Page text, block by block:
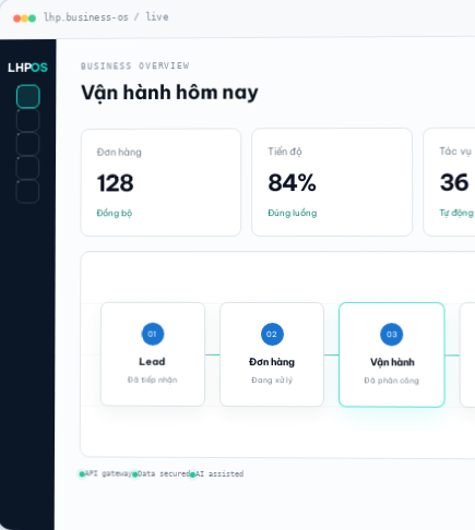
lhp.business-os / live
LHPOS BUSINESS OVERVIEW
Vận hành hôm nay
Đơn hàng
128
Đồng bộ
Tiến độ
84%
Đúng luồng
Tác vụ
36
Tự động
01
Lead
Đã tiếp nhận
02
Đơn hàng
Đang xử lý
03
Vận hành
Đã phân công
API gateway Data secured AI assisted